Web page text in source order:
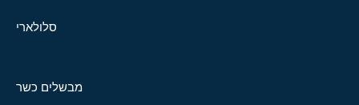
סלולארי
מבשלים כשר